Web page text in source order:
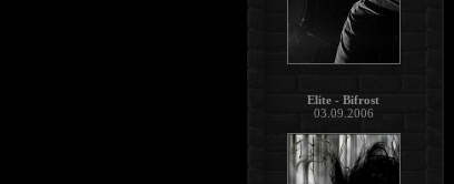
Elite - Bifrost
03.09.2006